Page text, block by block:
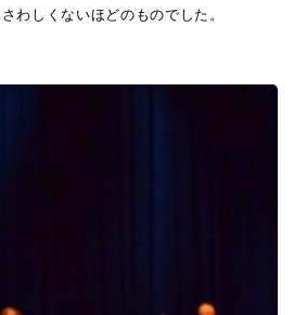
わしくないほどのものでした。